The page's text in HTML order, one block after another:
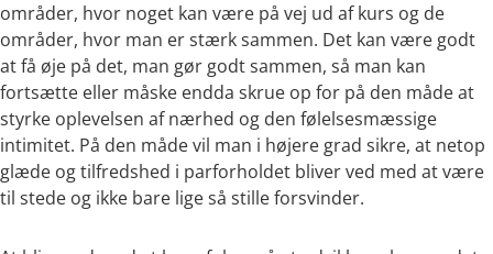
områder, hvor noget kan være på vej ud af kurs og de
områder, hvor man er stærk sammen. Det kan være godt
at få øje på det, man gør godt sammen, så man kan
fortsætte eller måske endda skrue op for på den måde at
styrke oplevelsen af nærhed og den følelsesmæssige
intimitet. På den måde vil man i højere grad sikre, at netop
glæde og tilfredshed i parforholdet bliver ved med at være
til stede og ikke bare lige så stille forsvinder.